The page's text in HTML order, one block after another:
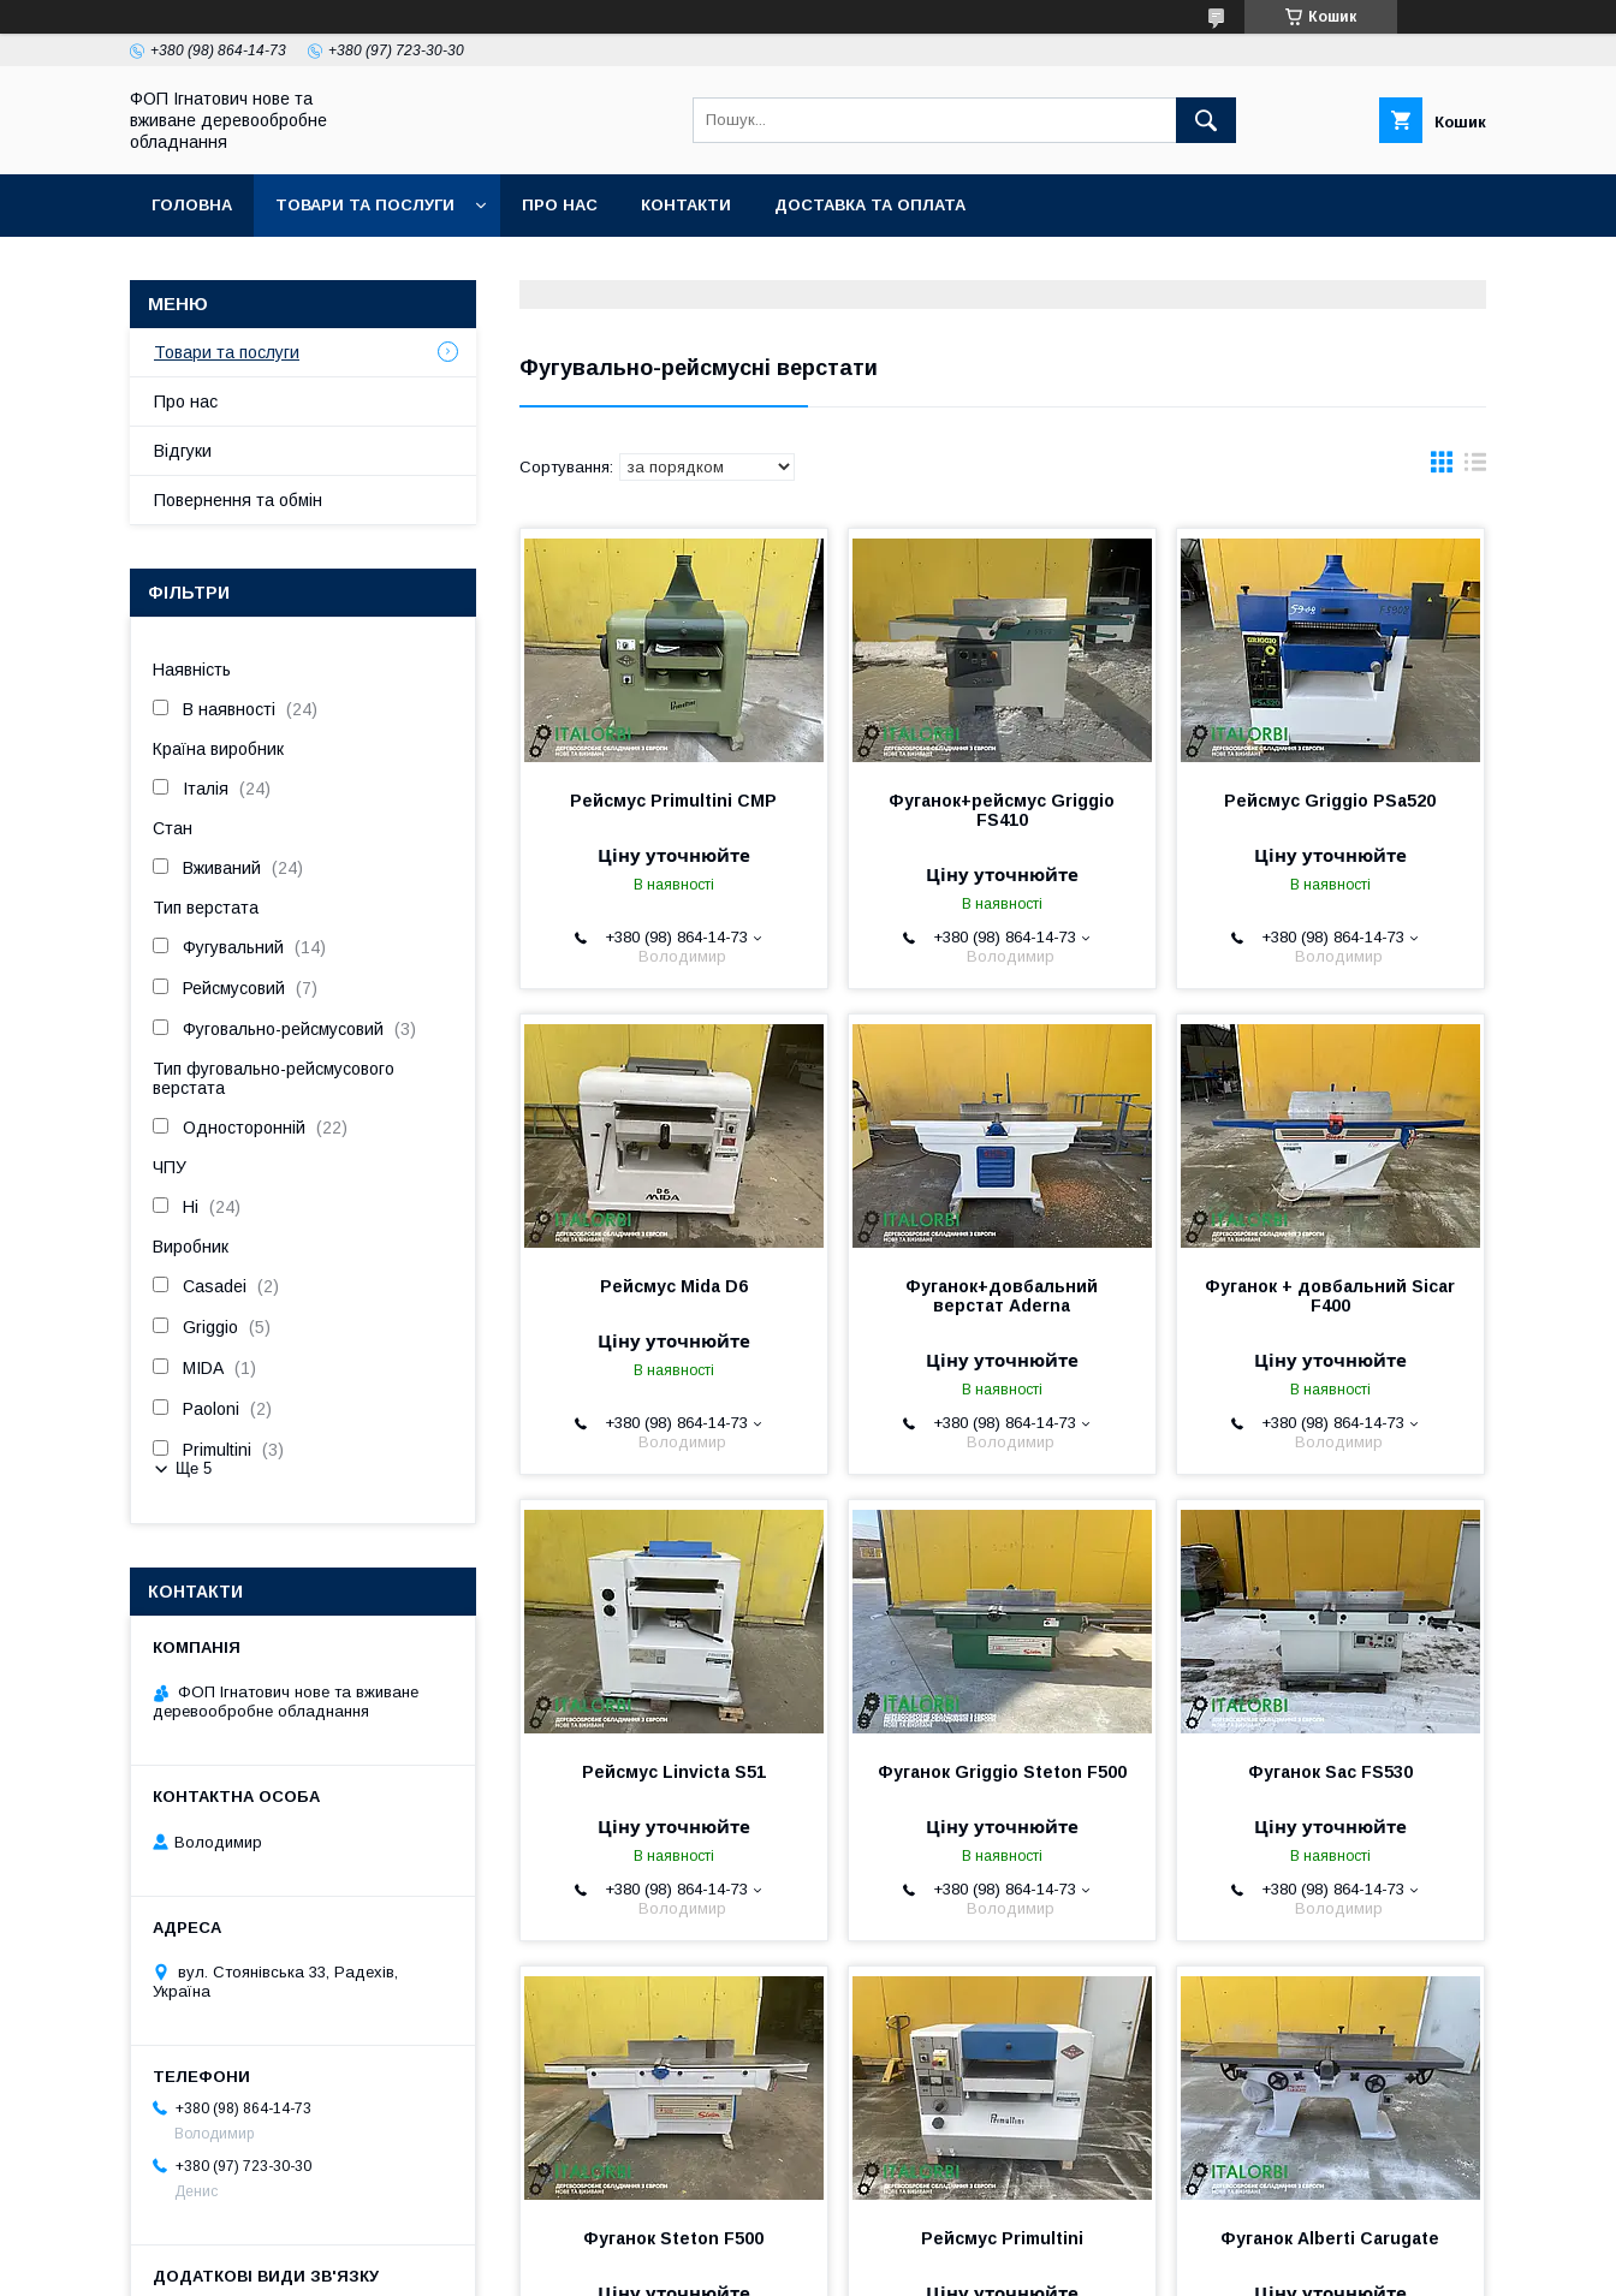
Кошик
+380 (98) 864-14-73 +380 (97) 723-30-30
ФОП Ігнатович нове та
вживане деревообробне
обладнання
Кошик
ГОЛОВНА ТОВАРИ ТА ПОСЛУГИ ПРО НАС КОНТАКТИ ДОСТАВКА ТА ОПЛАТА
Фугувально-рейсмусні верстати
Рейсмус Primultini CMP
Ціну уточнюйте
В наявності
+380 (98) 864-14-73
Володимир
Фуганок+рейсмус Griggio
FS410
Ціну уточнюйте
В наявності
+380 (98) 864-14-73
Володимир
Рейсмус Griggio PSa520
Ціну уточнюйте
В наявності
+380 (98) 864-14-73
Володимир
Рейсмус Mida D6
Ціну уточнюйте
В наявності
+380 (98) 864-14-73
Володимир
Фуганок+довбальний
верстат Aderna
Ціну уточнюйте
В наявності
+380 (98) 864-14-73
Володимир
Фуганок + довбальний Sicar
F400
Ціну уточнюйте
В наявності
+380 (98) 864-14-73
Володимир
Рейсмус Linvicta S51
Ціну уточнюйте
В наявності
+380 (98) 864-14-73
Володимир
Фуганок Griggio Steton F500
Ціну уточнюйте
В наявності
+380 (98) 864-14-73
Володимир
Фуганок Sac FS530
Ціну уточнюйте
В наявності
+380 (98) 864-14-73
Володимир
Фуганок Steton F500 Рейсмус Primultini Фуганок Alberti Carugate
Товари та послуги
Про нас
Відгуки
Повернення та обмін
ФІЛЬТРИ
Наявність
В наявності 24
Країна виробник
Італія 24
Стан
Вживаний 24
Тип верстата
Фугувальний 14
Рейсмусовий 7
Фуговально-рейсмусовий 3
Тип фуговально-рейсмусового
верстата
Односторонній 22
ЧПУ
Ні 24
Виробник
Casadei 2
Griggio 5
MIDA 1
Paoloni 2
Primultini 3
Ще 5
КОНТАКТИ
ФОП Ігнатович нове та вживане
деревообробне обладнання
Володимир
вул. Стоянівська 33, Радехів,
Україна
+380 (98) 864-14-73
Володимир
+380 (97) 723-30-30
Денис